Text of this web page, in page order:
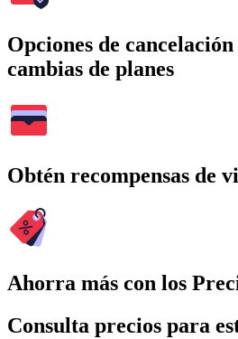
Opciones de
cambias de planes
Obtén recompensas de
Ahorra más con los
Consulta precios para